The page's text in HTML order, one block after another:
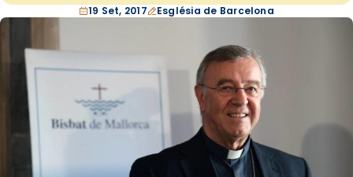
19 Set, 2017 Església de Barcelona